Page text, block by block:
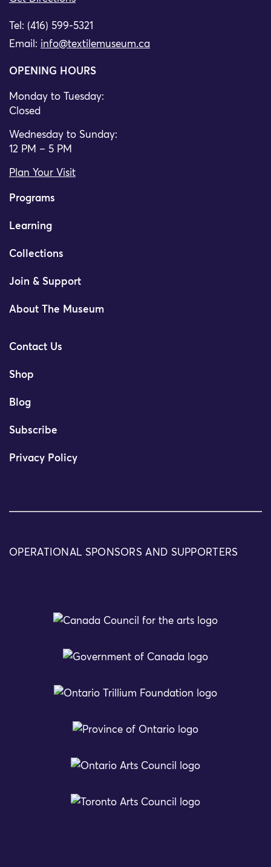
Tel: (416) 599-5321
Email: info@textilemuseum.ca
OPENING HOURS
Monday to Tuesday:
Closed
Wednesday to Sunday:
12 PM – 5 PM
Plan Your Visit
Programs
Learning
Collections
Join & Support
About The Museum
Contact Us
Shop
Blog
Subscribe
Privacy Policy
OPERATIONAL SPONSORS AND SUPPORTERS